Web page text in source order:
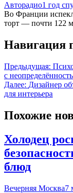
Авторадио1 год
Во Франции
торт — почти 122
Навигация
Предыдущая:
с
Далее: Дизайнер
для интерьера
Похожие
Холодец
блюд
Вечерняя Москва7